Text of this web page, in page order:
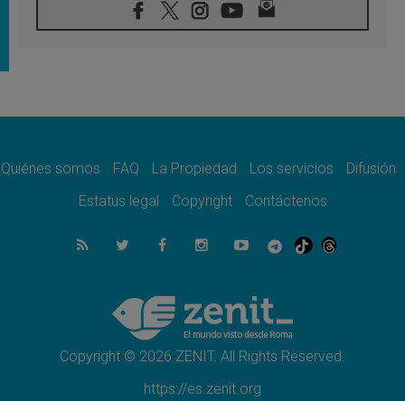
07.08.2026
Obispos de Ecuador: El bien de las familias
06.08.2026
06.08.2026
minuto
El agradecimiento de los jóvenes al Papa:
«Hoy nos sentimos Iglesia»
Líbano: Reanudan los coloquios en Roma en
medio de tensiones y ataques en el sur del
país
Quiénes somos FAQ La Propiedad Los servicios
Difusión
Estatus legal
Copyright Contáctenos
Copyright © 2026 ZENIT. All Rights Reserved.
https://es.zenit.org